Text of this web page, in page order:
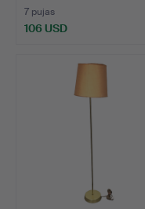
7 pujas
106 USD